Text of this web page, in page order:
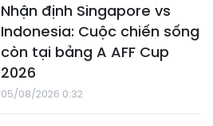
Nhận định Singapore vs
Indonesia: Cuộc chiến sống
còn tại bảng A AFF Cup
2026
05/08/2026 0:32